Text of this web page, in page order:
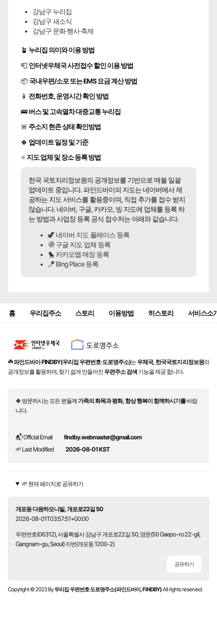
강남구 누리집
강남구 새소식
강남구 문화·행사·축제
🪴 누리집 의미와 이용 방법
📮 인터넷우체국 사전접수 할인 이용 방법
📦 국내우편/소포 또는 EMS 요금 계산 방법
📱 전화번호, 운영시간 확인 방법
🚌버스 및 고속열차 대중교통 누리집
🚨 주소지 현존 상태 확인방법
🍀 업데이트 일정 및 기준
⭐ 지도 업체 및 장소 등록 방법
한국 국토지리정보원의 공개정보를 기반으로 매월 일괄
업데이트 중입니다. 파인드바이의 지도는 네이버에서 제
공하는 지도 서비스를 활용중이며, 직접 추가를 접수 받지
않습니다. 네이버, 구글, 카카오, 빙 지도에 업체를 등록 하
는 방법과 사업장 등록 공식 접수처는 아래와 같습니다.
🦖 네이버 지도 플레이스 등록
🧭 구글 지도 업체 등록
🐤 카카오맵 매장 등록
🪁 BIng Place 등록
홈 우리집주소 스토리 이용방법 히스토리 서비스소
☘️파인드바이·FINDBY(우리집 우편번호·도로명주소)는 우체국, 한국국토지리정보원의
공개정보를 활용하여, 찾기 쉽게 만들어진 우편주소 검색 기능을 제공 합니다.
🍀 방문하시는 모든 분들께가족의 화목과 평화, 항상 행복이 함께하시기를바랍
니다.
📬 Official Email
findby.webmaster@gmail.com
🌱 Last Modified
2026-08-01 KST
🌱 현재 페이지로 공유하기
개포동 다원하모니빌, 개포로22길 50
2026-08-01T03:57:51+00:00
우편번호(06312), 서울특별시 강남구 개포로22길 50, 영문(50 Gaepo-ro 22-gil,
Gangnam-gu, Seoul) 지번(개포동 1200-2)
공유하기
Copyright © 2023 By우리집 우편번호·도로명주소(파인드바이, FINDBY)All rights reserved.